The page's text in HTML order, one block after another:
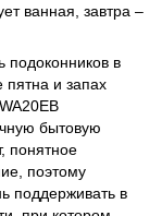
ванная, завтра –
подоконников в
и запах
бытовую
понятное
поэтому
поддерживать в